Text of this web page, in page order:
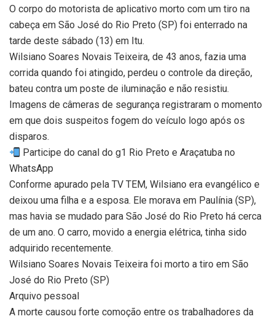
O corpo do motorista de aplicativo morto com um tiro na
cabeça em São José do Rio Preto (SP) foi enterrado na
tarde deste sábado (13) em Itu.
Wilsiano Soares Novais Teixeira, de 43 anos, fazia uma
corrida quando foi atingido, perdeu o controle da direção,
bateu contra um poste de iluminação e não resistiu.
Imagens de câmeras de segurança registraram o momento
em que dois suspeitos fogem do veículo logo após os
disparos.
Participe do canal do g1 Rio Preto e Araçatuba no
WhatsApp
Conforme apurado pela TV TEM, Wilsiano era evangélico e
deixou uma filha e a esposa. Ele morava em Paulínia (SP),
mas havia se mudado para São José do Rio Preto há cerca
de um ano. O carro, movido a energia elétrica, tinha sido
adquirido recentemente.
Wilsiano Soares Novais Teixeira foi morto a tiro em São
José do Rio Preto (SP)
Arquivo pessoal
A morte causou forte comoção entre os trabalhadores da